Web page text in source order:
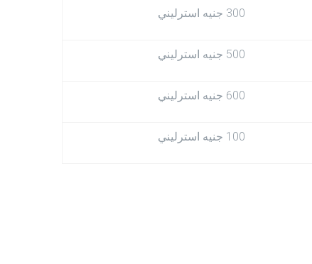
300 جنيه استرليني
500 جنيه استرليني
600 جنيه استرليني
100 جنيه استرليني